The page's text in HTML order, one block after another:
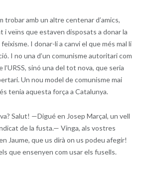
trobar amb un altre centenar d’amics,
i veïns que estaven disposats a donar la
I donar-li a canvi el que més mal li
I no una d’un comunisme autoritari com
l’URSS, sinó una del tot nova, que seria
Un nou model de comunisme mai
tenia aquesta força a Catalunya.
Salut! —Digué en Josep Marçal, un vell
de la fusta.— Vinga, als vostres
Jaume, que us dirà on us podeu afegir!
que ensenyen com usar els fusells.